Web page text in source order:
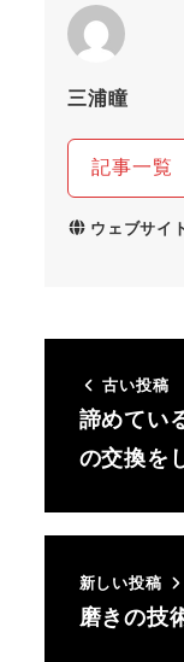
三浦瞳
記事一覧
ウェブサイ
古い投稿
諦めてい
の交換を
新しい投稿
磨きの技